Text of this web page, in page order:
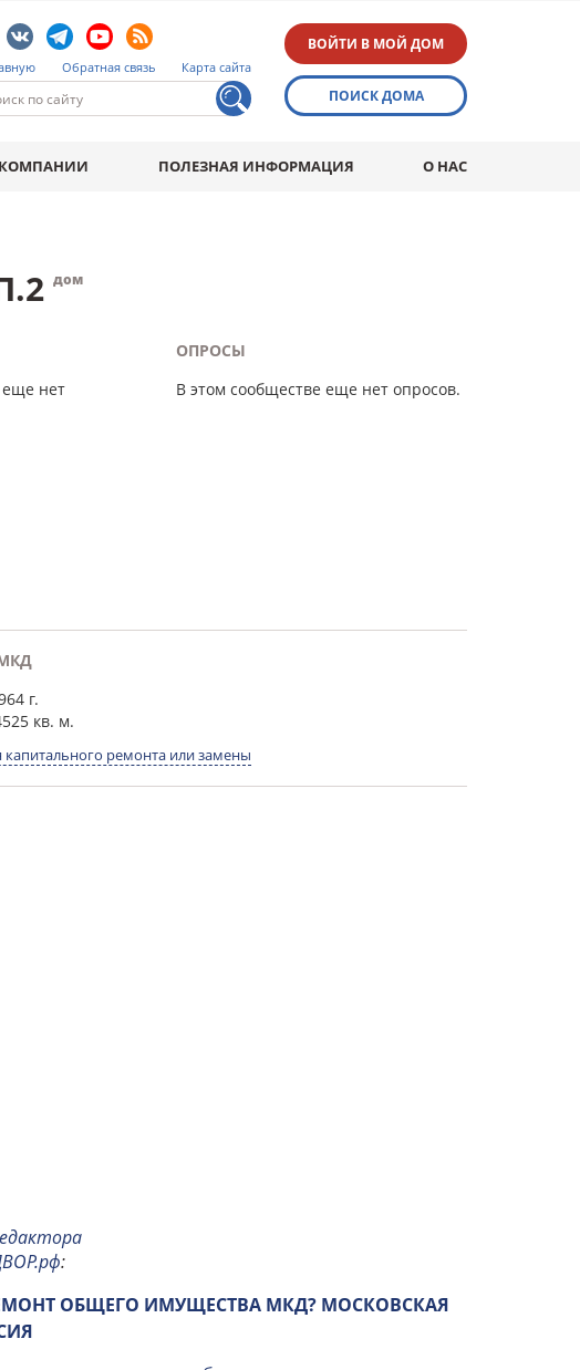
Обратная связь Карта сайта
ВОЙТИ В МОЙ ДОМ
ПОИСК ДОМА
ПОЛЕЗНАЯ ИНФОРМАЦИЯ О НАС
дом
еще нет
ОПРОСЫ
В этом сообществе еще нет опросов.
г.
кв. м.
ремонта или замены
:
ОБЩЕГО ИМУЩЕСТВА МКД? МОСКОВСКАЯ